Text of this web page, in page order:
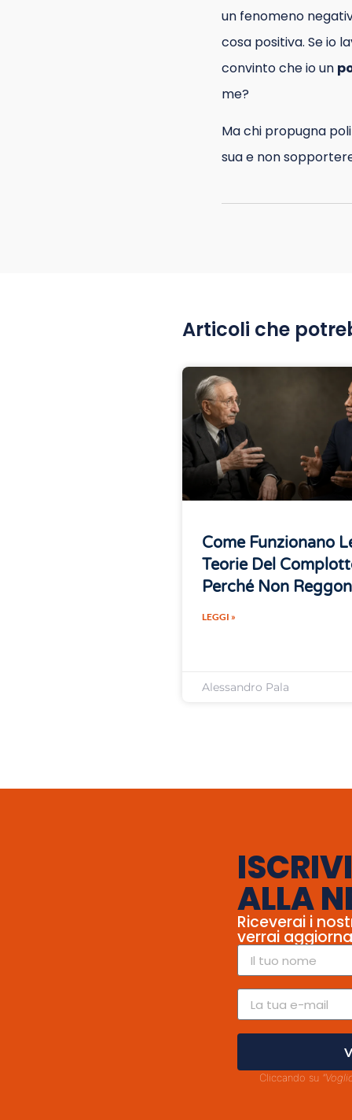
un fenomeno
cosa positiva. Se io
convinto che io un
me?
Ma chi propugna
sua e non
Articoli che
Come Funzionano
Teorie Del
Perché Non
LEGGI »
Alessandro Pala
ALLA
Riceverai i
verrai
Cliccando su